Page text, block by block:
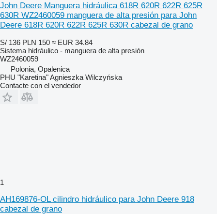
John Deere Manguera hidráulica 618R 620R 622R 625R
630R WZ2460059 manguera de alta presión para John
Deere 618R 620R 622R 625R 630R cabezal de grano
S/ 136 PLN 150 ≈ EUR 34.84
Sistema hidráulico - manguera de alta presión
WZ2460059
Polonia, Opalenica
PHU "Karetina" Agnieszka Wilczyńska
Contacte con el vendedor
1
AH169876-OL cilindro hidráulico para John Deere 918
cabezal de grano